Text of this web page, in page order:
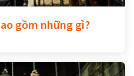
gồm những gì?